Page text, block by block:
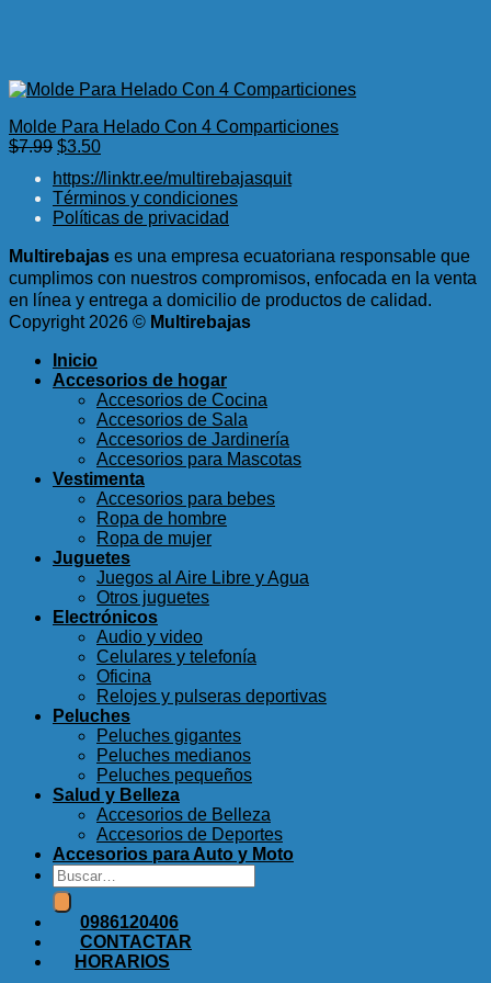
Molde Para Helado Con 4 Comparticiones
$7.99 El
original
era:
$7.99.
$3.50El
actual
es:
$3.50.
https://linktr.ee/multirebajasquit
Términos y condiciones
Políticas de privacidad
Multirebajas es una empresa ecuatoriana responsable que
cumplimos con nuestros compromisos, enfocada en la venta
en línea y entrega a domicilio de productos de calidad.
Copyright 2026 © Multirebajas
Inicio
Accesorios de hogar
Accesorios de Cocina
Accesorios de Sala
Accesorios de Jardinería
Accesorios para Mascotas
Vestimenta
Accesorios para bebes
Ropa de hombre
Ropa de mujer
Juguetes
Juegos al Aire Libre y Agua
Otros juguetes
Electrónicos
Audio y video
Celulares y telefonía
Oficina
Relojes y pulseras deportivas
Peluches
Peluches gigantes
Peluches medianos
Peluches pequeños
Salud y Belleza
Accesorios de Belleza
Accesorios de Deportes
Accesorios para Auto y Moto
Buscar
por:
0986120406
CONTACTAR
HORARIOS